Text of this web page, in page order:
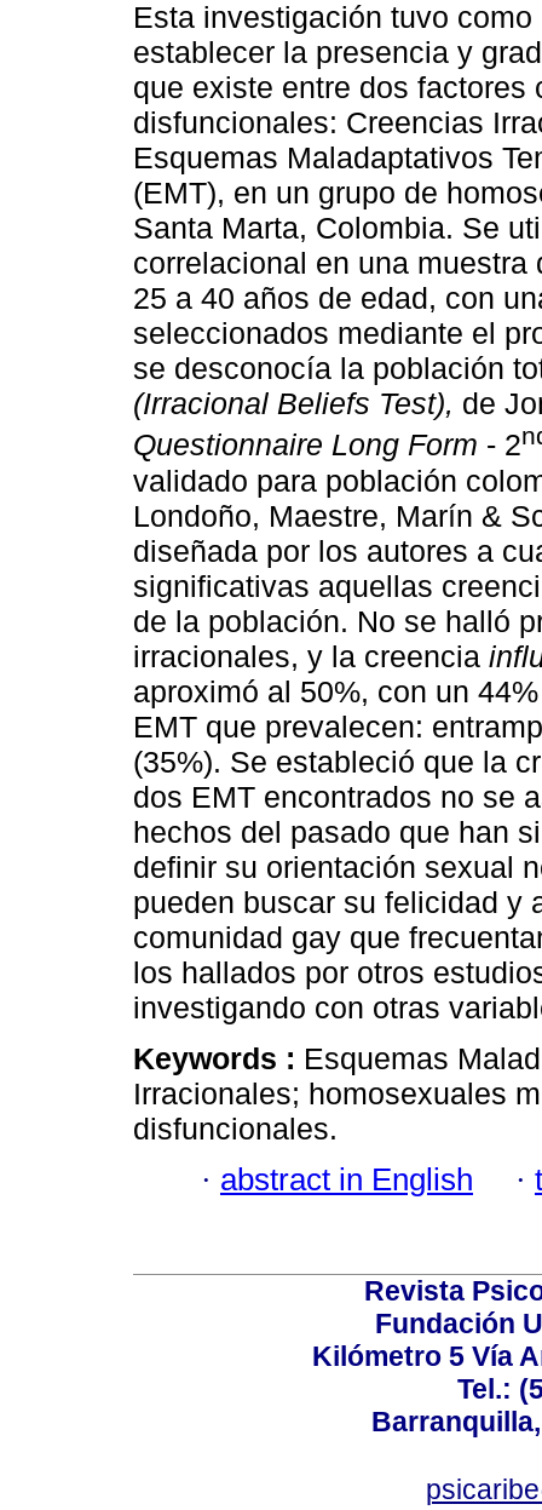
Esta investigación tuvo como
establecer la presencia y
que existe entre dos factores
disfuncionales: Creencias
Esquemas Maladaptativos
(EMT), en un grupo de
Santa Marta, Colombia. Se
correlacional en una
25 a 40 años de edad, con
seleccionados mediante el
se desconocía la población
(Irracional Beliefs Test), de
Questionnaire Long Form - 2
validado para población
Londoño, Maestre, Marín &
diseñada por los autores a
significativas aquellas
de la población. No se halló
irracionales, y la creencia
aproximó al 50%, con un
EMT que prevalecen:
(35%). Se estableció que la
dos EMT encontrados no se
hechos del pasado que han
definir su orientación sexual
pueden buscar su felicidad y
comunidad gay que
los hallados por otros
investigando con otras
Keywords : Esquemas
Irracionales; homosexuales
disfuncionales.
· abstract in English ·
Revista
Fundación
Kilómetro 5 Vía
Tel.: